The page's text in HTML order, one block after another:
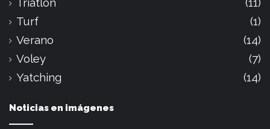
Turf
(1)
Verano
(14)
Voley
(7)
Yatching
(14)
Noticias en imágenes